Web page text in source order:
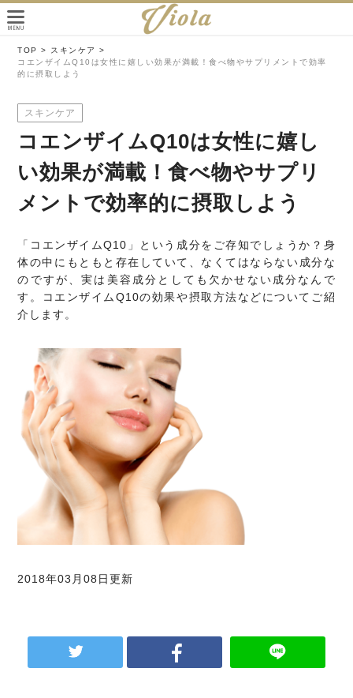
TOP >
スキンケア >
コエンザイムQ10は女性に嬉しい効果が満載！食べ物やサプリメントで効率
的に摂取しよう
スキンケア
コエンザイムQ10は女性に嬉し
い効果が満載！食べ物やサプリ
メントで効率的に摂取しよう
「コエンザイムQ10」という成分をご存知でしょうか？身
体の中にもともと存在していて、なくてはならない成分な
のですが、実は美容成分としても欠かせない成分なんで
す。コエンザイムQ10の効果や摂取方法などについてご紹
介します。
2018年03月08日更新